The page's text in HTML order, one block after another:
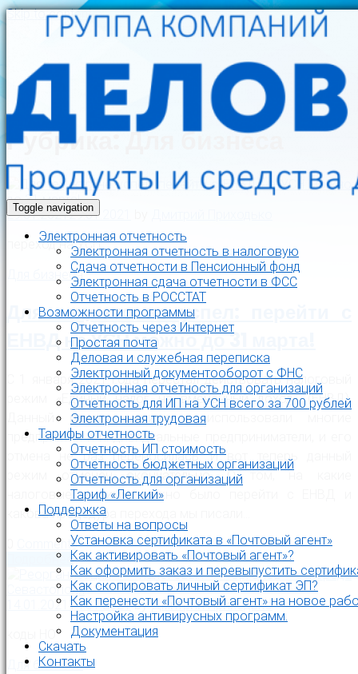
Skip to content
Toggle navigation
Электронная отчетность
Электронная отчетность в налоговую
Cдача отчетности в Пенсионный фонд
Электронная сдача отчетности в ФСС
Отчетность в РОССТАТ
Возможности программы
Отчетность через Интернет
Простая почта
Деловая и служебная переписка
Электронный документооборот с ФНС
Электронная отчетность для организаций
Отчетность для ИП на УСН всего за 700 рублей
Электронная трудовая
Тарифы отчетность
Отчетность ИП стоимость
Отчетность бюджетных организаций
Отчетность для организаций
Тариф «Легкий»
Поддержка
Ответы на вопросы
Установка сертификата в «Почтовый агент»
Как активировать «Почтовый агент»?
Как оформить заказ и перевыпустить
Как скопировать личный сертификат ЭП?
Как перенести «Почтовый агент» на новое
Настройка антивирусных программ.
Документация
Скачать
Контакты
Рубрика:Для бизнеса
29.01.202129.01.2021
переход на УСН
Для бизнеса
Для тех, кто не успел: перейти с
ЕНВД на УСН можно до 31 марта!
С 1 января 2021 года перестал действовать налоговый
режим «Единый налог на вмененный доход» (ЕНВД).
Данный режим ценили и использовали многие
предприятия и индивидуальные предприниматели, и его
отмена не раз переносилась. И вот теперь данный
режим отменён окончательно. О том, на какие
налоговые режимы можно было перейти с ЕНВД и
какова процедура перехода мы писали…
Comments
Подробнее
14.01.2021 14.01.2021byДмитрий Приходько
Для бизнеса